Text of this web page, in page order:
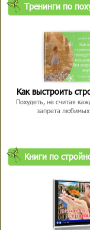
Тренинги по
Как выстроить
Похудеть, не считая
запрета любимых
Книги по